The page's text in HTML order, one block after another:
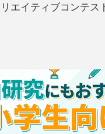
リエイティブコンテス